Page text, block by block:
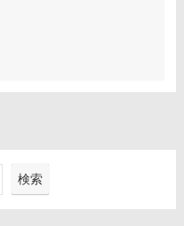
検索